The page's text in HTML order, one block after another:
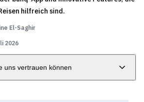
hilfreich sind.
El-Saghir
2026
uns vertrauen können